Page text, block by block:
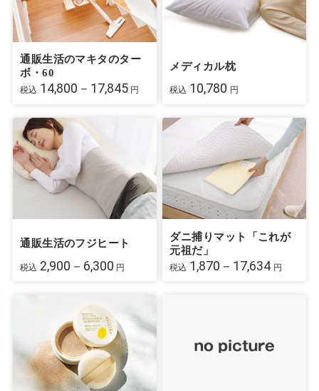
通販生活のマキタのター
ボ・60
税込 14,800－17,845 円
メディカル枕
税込 10,780 円
通販生活のフジヒート
税込 2,900－6,300 円
ダニ捕りマット「これが
元祖だ」
税込 1,870－17,634 円